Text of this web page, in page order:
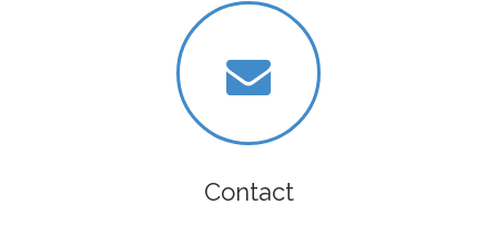
Contact